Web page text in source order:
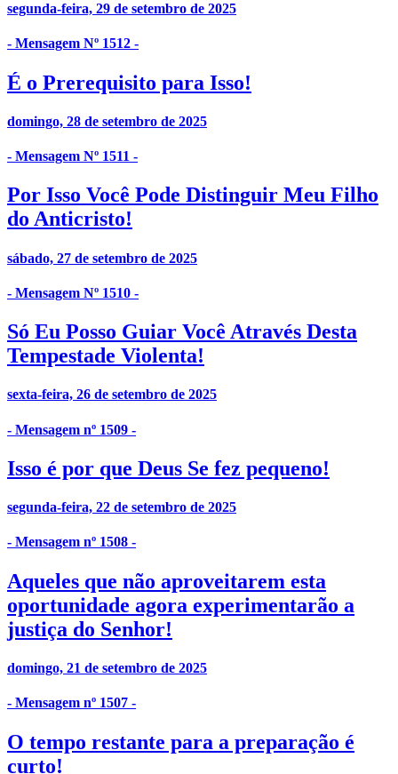
segunda-feira, 29 de setembro de 2025
- Mensagem Nº 1512 -
É o Prerequisito para Isso!
domingo, 28 de setembro de 2025
- Mensagem Nº 1511 -
Por Isso Você Pode Distinguir Meu Filho
do Anticristo!
sábado, 27 de setembro de 2025
- Mensagem Nº 1510 -
Só Eu Posso Guiar Você Através Desta
Tempestade Violenta!
sexta-feira, 26 de setembro de 2025
- Mensagem nº 1509 -
Isso é por que Deus Se fez pequeno!
segunda-feira, 22 de setembro de 2025
- Mensagem nº 1508 -
Aqueles que não aproveitarem esta
oportunidade agora experimentarão a
justiça do Senhor!
domingo, 21 de setembro de 2025
- Mensagem nº 1507 -
O tempo restante para a preparação é
curto!